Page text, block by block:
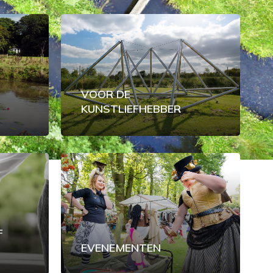
VOOR DE
KUNSTLIEFHEBBER
EVENEMENTEN